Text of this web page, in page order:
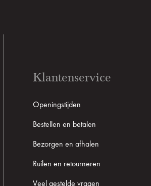
Klantenservice
Openingstijden
Bestellen en betalen
Bezorgen en afhalen
Ruilen en retourneren
Veel gestelde vragen